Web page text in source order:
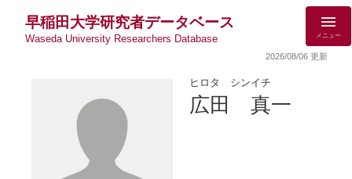
早稲田大学研究者データベース
Waseda University Researchers Database メニュー
2026/08/06 更新
ヒロタ シンイチ
広田 真一